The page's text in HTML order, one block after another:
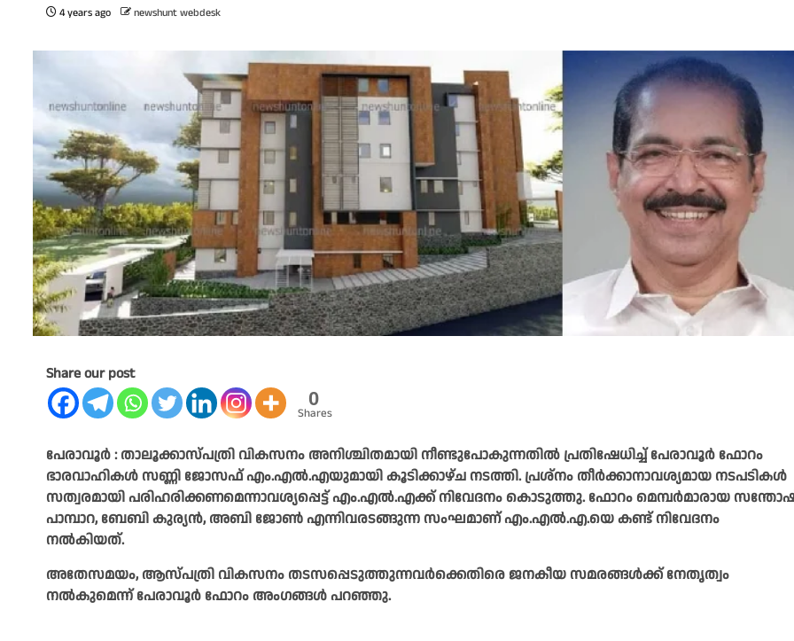
4 years ago newshunt webdesk
Share our post
0
Shares
പേരാവൂർ : താലൂക്കാസ്പത്രി വികസനം അനിശ്ചിതമായി നീണ്ടുപോകുന്നതിൽ പ്രതിഷേധിച്ച് പേരാവൂർ ഫോറം
ഭാരവാഹികൾ സണ്ണി ജോസഫ് എം.എൽ.എയുമായി കൂടിക്കാഴ്ച നടത്തി. പ്രശ്നം തീർക്കാനാവശ്യമായ നടപടികൾ
സത്വരമായി പരിഹരിക്കണമെന്നാവശ്യപ്പെട്ട് എം.എൽ.എക്ക് നിവേദനം കൊടുത്തു. ഫോറം മെമ്പർമാരായ
പാമ്പാറ, ബേബി കുര്യൻ, അബി ജോൺ എന്നിവരടങ്ങുന്ന സംഘമാണ് എം.എൽ.എ.യെ കണ്ട് നിവേദനം
നൽകിയത്.
അതേസമയം, ആസ്പത്രി വികസനം തടസപ്പെടുത്തുന്നവർക്കെതിരെ ജനകീയ സമരങ്ങൾക്ക് നേതൃത്വം
നൽകുമെന്ന് പേരാവൂർ ഫോറം അംഗങ്ങൾ പറഞ്ഞു.